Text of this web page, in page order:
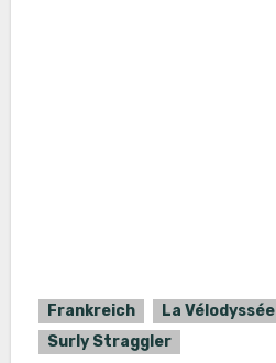
Frankreich La Vélodyssée
Surly Straggler